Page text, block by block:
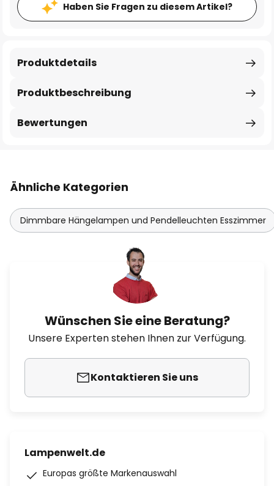
Haben Sie Fragen zu diesem Artikel?
Produktbeschreibung
Produktdetails
Bewertungen
Ähnliche Kategorien
Dimmbare Hängelampen und Pendelleuchten Esszimmer
Wünschen Sie eine Beratung?
Unsere Experten stehen Ihnen zur Verfügung.
Kontaktieren Sie uns
Lampenwelt.de
Europas größte Markenauswahl